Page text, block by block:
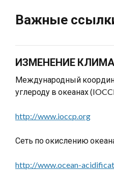
Важные
ИЗМЕНЕНИЕ
Международный
углероду в океанах
http://www.ioccp.org
Сеть по окислению
http://www.ocean-